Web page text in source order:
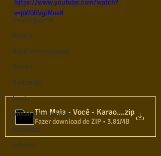
Jazz
Jovem guarda
Poesia
Rock internacional
Samba
Sertanejo
Soul
Violão instumental
Católicas
Infantil
https://www.youtube.com/watch?
v=pW0BVgiMoe8
Tim Maia - Você - Karaoke com Violao
.zip
Fazer download de ZIP • 3.81MB